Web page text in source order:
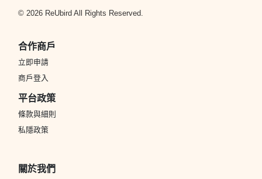
© 2026 ReUbird All Rights Reserved.
合作商戶
立即申請
商戶登入
平台政策
條款與細則
私隱政策
關於我們